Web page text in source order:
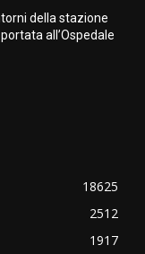
della stazione
all’Ospedale
18625
2512
1917